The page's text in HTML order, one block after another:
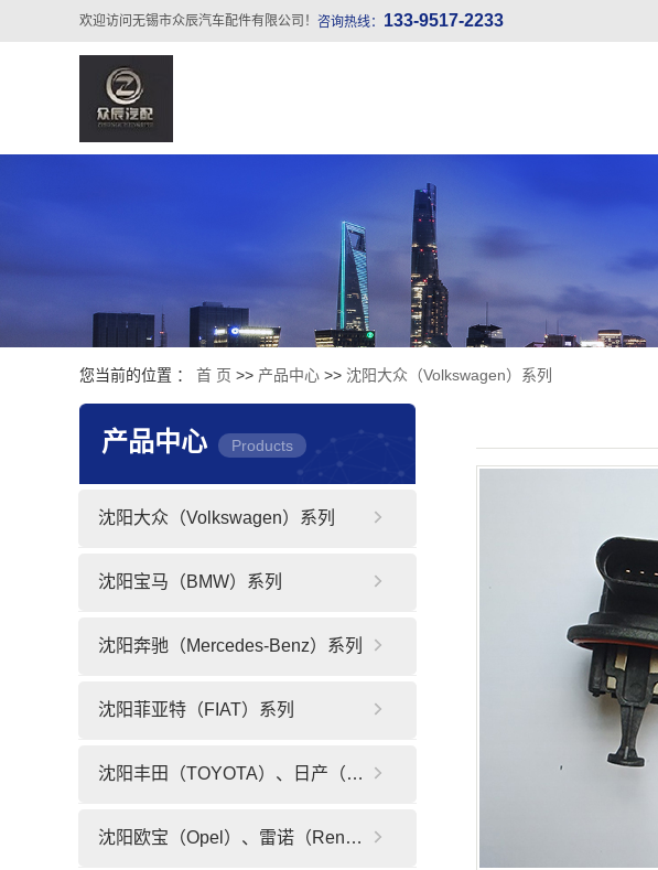
欢迎访问无锡市众辰汽车配件有限公司！ 咨询热线： 133-9517-2233
您当前的位置 ： 首 页 >> 产品中心 >> 沈阳大众（Volkswagen）系列
产品中心 Products
沈阳大众（Volkswagen）系列
沈阳宝马（BMW）系列
沈阳奔驰（Mercedes-Benz）系列
沈阳菲亚特（FIAT）系列
沈阳丰田（TOYOTA）、日产（NISSAN）系列
沈阳欧宝（Opel）、雷诺（Renault）、标志（PEUGEOT）系列